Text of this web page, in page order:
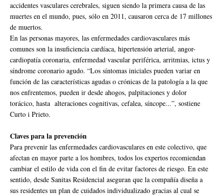
accidentes vasculares cerebrales, siguen siendo la primera causa de las
muertes en el mundo, pues, sólo en 2011, causaron cerca de 17 millones
de muertos.
En las personas mayores, las enfermedades cardiovasculares más
comunes son la insuficiencia cardíaca, hipertensión arterial, angor-
cardiopatía coronaria, enfermedad vascular periférica, arritmias, ictus y
síndrome coronario agudo. “Los síntomas iniciales pueden variar en
función de las características agudas o crónicas de la patología a la que
nos enfrentemos, pueden ir desde ahogos, palpitaciones y dolor
torácico, hasta alteraciones cognitivas, cefalea, síncope...”, sostiene
Curto i Prieto.
Claves para la prevención
Para prevenir las enfermedades cardiovasculares en este colectivo, que
afectan en mayor parte a los hombres, todos los expertos recomiendan
cambiar el estilo de vida con el fin de evitar factores de riesgo. En este
sentido, desde Sanitas Residencial aseguran que la compañía diseña a
sus residentes un plan de cuidados individualizado gracias al cual se